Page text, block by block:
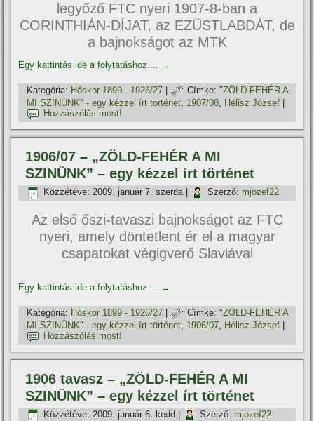
legyőző FTC nyeri 1907-8-ban a
CORINTHIÁN-DÍJAT, az EZÜSTLABDÁT, de
a bajnokságot az MTK
Egy kattintás ide a folytatáshoz.... →
Kategória: Hőskor 1899 - 1926/27 | Címke: "ZÖLD-FEHÉR A
MI SZINÜNK" - egy kézzel í­rt történet, 1907/08, Hélisz József
Hozzászólás most!
1906/07 – „ZÖLD-FEHÉR A MI
SZINÜNK” – egy kézzel í­rt történet
Közzétéve: 2009. január 7. szerda| Szerző: mjozef22
Az első őszi-tavaszi bajnokságot az FTC
nyeri, amely döntetlent ér el a magyar
csapatokat végigverő Slaviával
Egy kattintás ide a folytatáshoz.... →
Kategória: Hőskor 1899 - 1926/27 | Címke: "ZÖLD-FEHÉR A
MI SZINÜNK" - egy kézzel í­rt történet, 1906/07, Hélisz József
Hozzászólás most!
1906 tavasz – „ZÖLD-FEHÉR A MI
SZINÜNK” – egy kézzel í­rt történet
Közzétéve: 2009. január 6. kedd Szerző: mjozef22